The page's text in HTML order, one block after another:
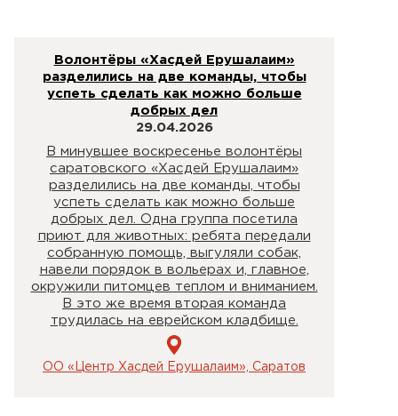
Волонтёры «Хасдей Ерушалаим»
разделились на две команды, чтобы
успеть сделать как можно больше
добрых дел
29.04.2026
В минувшее воскресенье волонтёры
саратовского «Хасдей Ерушалаим»
разделились на две команды, чтобы
успеть сделать как можно больше
добрых дел. Одна группа посетила
приют для животных: ребята передали
собранную помощь, выгуляли собак,
навели порядок в вольерах и, главное,
окружили питомцев теплом и вниманием.
В это же время вторая команда
трудилась на еврейском кладбище.
ОО «Центр Хасдей Ерушалаим», Саратов